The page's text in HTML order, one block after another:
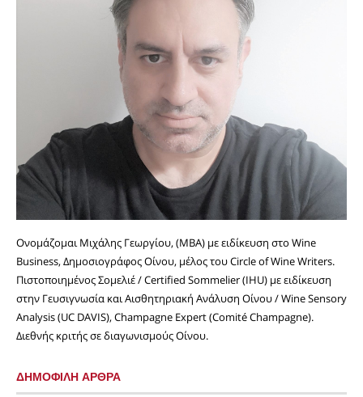
Ονομάζομαι Μιχάλης Γεωργίου, (MBA) με ειδίκευση στο Wine
Business, Δημοσιογράφος Οίνου, μέλος του Circle of Wine Writers.
Πιστοποιημένος Σομελιέ / Certified Sommelier (IHU) με ειδίκευση
στην Γευσιγνωσία και Αισθητηριακή Ανάλυση Οίνου / Wine Sensory
Analysis (UC DAVIS), Champagne Expert (Comité Champagne).
Διεθνής κριτής σε διαγωνισμούς Οίνου.
ΔΗΜΟΦΙΛΗ ΑΡΘΡΑ